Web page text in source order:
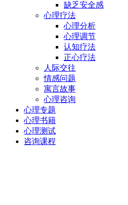
缺乏安全感
心理疗法
心理分析
心理调节
认知疗法
正心疗法
人际交往
情感问题
寓言故事
心理咨询
心理专题
心理书籍
心理测试
咨询课程